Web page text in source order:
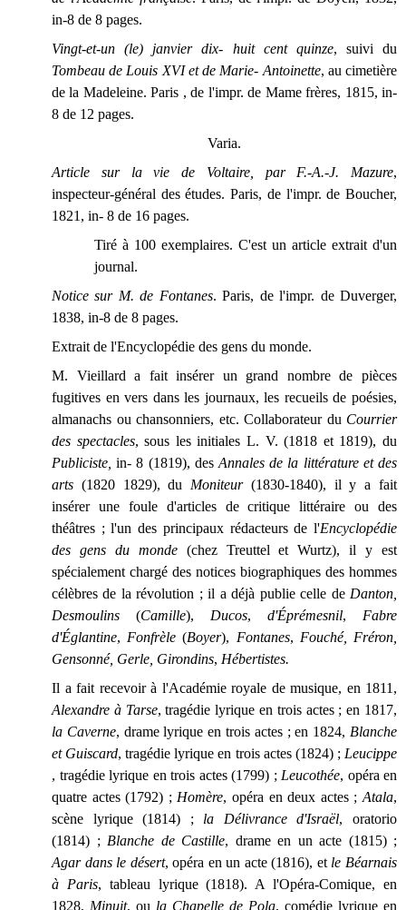
in-8 de 8 pages.
Vingt-et-un (le) janvier dix- huit cent quinze, suivi du
Tombeau de Louis XVI et de Marie- Antoinette, au cimetière
de la Madeleine. Paris , de l'impr. de Mame frères, 1815, in-
8 de 12 pages.
Varia.
Article sur la vie de Voltaire, par F.-A.-J. Mazure,
inspecteur-général des études. Paris, de l'impr. de Boucher,
1821, in- 8 de 16 pages.
Tiré à 100 exemplaires. C'est un article extrait d'un
journal.
Notice sur M. de Fontanes. Paris, de l'impr. de Duverger,
1838, in-8 de 8 pages.
Extrait de l'Encyclopédie des gens du monde.
M. Vieillard a fait insérer un grand nombre de pièces
fugitives en vers dans les journaux, les recueils de poésies,
almanachs ou chansonniers, etc. Collaborateur du Courrier
des spectacles, sous les initiales L. V. (1818 et 1819), du
Publiciste, in- 8 (1819), des Annales de la littérature et des
arts (1820 1829), du Moniteur(1830-1840), il y a fait
insérer une foule d'articles de critique littéraire ou des
théâtres ; l'un des principaux rédacteurs de l'Encyclopédie
des gens du monde(chez Treuttel et Wurtz), il y est
spécialement chargé des notices biographiques des hommes
célèbres de la révolution ; il a déjà publie celle de Danton,
Desmoulins (Camille), Ducos, d'Éprémesnil, Fabre
d'Églantine, Fonfrèle (Boyer), Fontanes, Fouché,
Fréron,
Gensonné, Gerle, Girondins, Hébertistes.
Il a fait recevoir à l'Académie royale de musique, en 1811,
Alexandre à Tarse, tragédie lyrique en trois actes ; en 1817,
la Caverne, drame lyrique en trois actes ; en 1824, Blanche
et Guiscard, tragédie lyrique en trois actes (1824) ; Leucippe
, tragédie lyrique en trois actes (1799) ; Leucothée, opéra en
quatre actes (1792) ; Homère, opéra en deux actes ;Atala,
scène lyrique (1814) ; la Délivrance d'Israël, oratorio
(1814) ; Blanche de Castille, drame en un acte (1815) ;
Agar dans le désert, opéra en un acte (1816), et le Béarnais
à Paris, tableau lyrique (1818). A l'Opéra-Comique, en
1828, Minuit, ou la Chapelle de Pola, comédie lyrique en